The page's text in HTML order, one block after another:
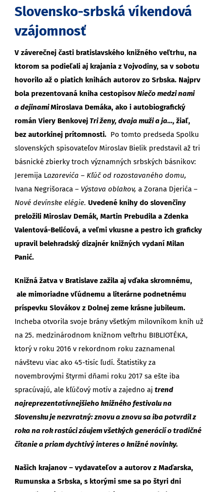
Slovensko-srbská víkendová
vzájomnosť
V záverečnej časti bratislavského knižného veľtrhu, na
ktorom sa podieľali aj krajania z Vojvodiny, sa v sobotu
hovorilo až o piatich knihách autorov zo Srbska. Najprv
bola prezentovaná kniha cestopisovNiečo medzi nami
a dejinamiMiroslava Demáka, ako i autobiografický
román Viery BenkovejTri ženy, dvaja muži a ja…, žiaľ,
bez autorkinej prítomnosti. Po tomto predseda Spolku
slovenských spisovateľov Miroslav Bielik predstavil až tri
básnické zbierky troch významných srbských básnikov:
Jeremija Lazarevića – Kľúč od rozostavaného domu,
Ivana Negrišoraca – Výstava oblakov, a Zorana Djerića –
Nové devínske elégie. Uvedené knihy do slovenčiny
preložili Miroslav Demák, Martin Prebudila a Zdenka
Valentová-Belićová, a veľmi vkusne a pestro ich graficky
upravil belehradský dizajnér knižných vydaní Milan
Panić.
Knižná žatva v Bratislave zažila aj vďaka skromnému,
ale mimoriadne vľúdnemu a literárne podnetnému
príspevku Slovákov z Dolnej zeme krásne jubileum.
Incheba otvorila svoje brány všetkým milovníkom kníh už
na 25. medzinárodnom knižnom veľtrhu BIBLIOTÉKA,
ktorý v roku 2016 v rekordnom roku zaznamenal
návštevu viac ako 45-tisíc ľudí. Štatistiky za
novembrovými štyrmi dňami roku 2017 sa ešte iba
spracúvajú, ale kľúčový motív a zajedno aj trend
najreprezentatívnejšieho knižného festivalu na
Slovensku je nezvratný: znovu a znovu sa iba potvrdil z
roka na rok rastúci záujem všetkých generácií o tradičné
čítanie a priam dychtivý interes o knižné novinky.
Našich krajanov – vydavateľov a autorov z Maďarska,
Rumunska a Srbska, s ktorými sme sa po štyri dni